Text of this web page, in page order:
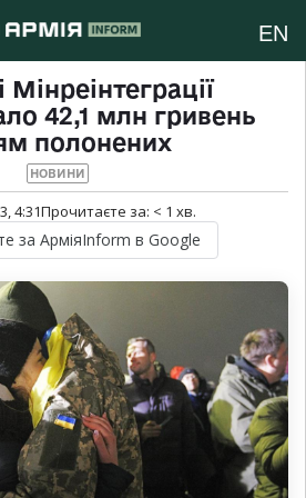
EN
Мінреінтеграції
42,1 млн гривень
полонених
НОВИНИ
4:31Прочитаєте за: < 1 хв.
за АрміяInform в Google